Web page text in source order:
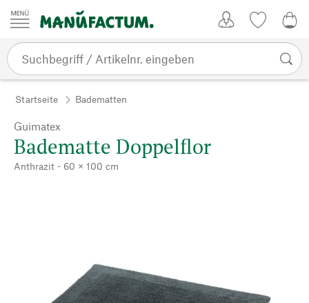
Zum Inhalt springen
Startseite Badematten
Guimatex
Badematte Doppelflor
Anthrazit - 60 × 100 cm